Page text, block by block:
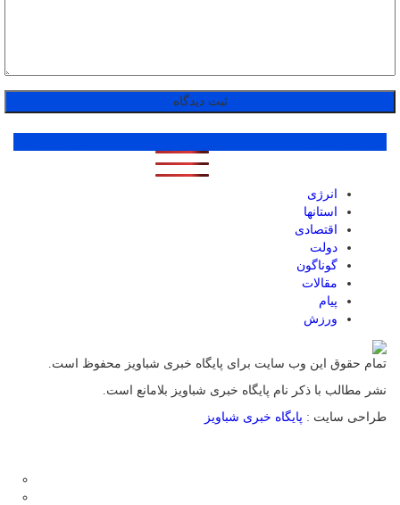
انرژی
استانها
اقتصادی
دولت
گوناگون
مقالات
پیام
ورزش
تمام حقوق این وب سایت برای پایگاه خبری شباویز محفوظ است.
نشر مطالب با ذکر نام پایگاه خبری شباویز بلامانع است.
طراحی سایت : پایگاه خبری شباویز